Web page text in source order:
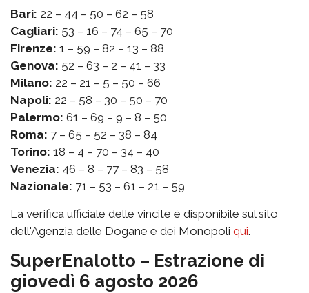
Bari: 22 – 44 – 50 – 62 – 58
Cagliari: 53 – 16 – 74 – 65 – 70
Firenze: 1 – 59 – 82 – 13 – 88
Genova: 52 – 63 – 2 – 41 – 33
Milano: 22 – 21 – 5 – 50 – 66
Napoli: 22 – 58 – 30 – 50 – 70
Palermo: 61 – 69 – 9 – 8 – 50
Roma: 7 – 65 – 52 – 38 – 84
Torino: 18 – 4 – 70 – 34 – 40
Venezia: 46 – 8 – 77 – 83 – 58
Nazionale: 71 – 53 – 61 – 21 – 59
La verifica ufficiale delle vincite è disponibile sul sito
dell'Agenzia delle Dogane e dei Monopoli qui.
SuperEnalotto – Estrazione di
giovedì 6 agosto 2026